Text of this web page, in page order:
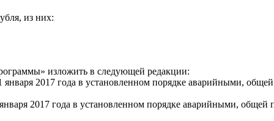
из них:
изложить в следующей редакции:
2017 года в установленном порядке аварийными,
2017 года в установленном порядке аварийными,